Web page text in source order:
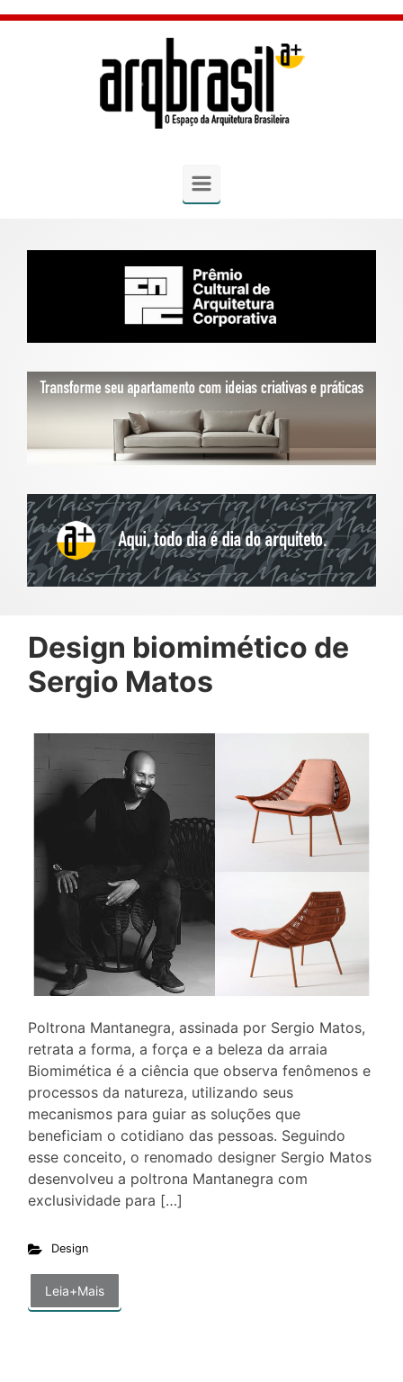
Skip to main content
Design biomimético de
Sergio Matos
Poltrona Mantanegra, assinada por Sergio Matos,
retrata a forma, a força e a beleza da arraia
Biomimética é a ciência que observa fenômenos e
processos da natureza, utilizando seus
mecanismos para guiar as soluções que
beneficiam o cotidiano das pessoas. Seguindo
esse conceito, o renomado designer Sergio Matos
desenvolveu a poltrona Mantanegra com
exclusividade para […]
Design
Leia+Mais